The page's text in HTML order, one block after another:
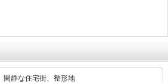
閑静な住宅街、整形地